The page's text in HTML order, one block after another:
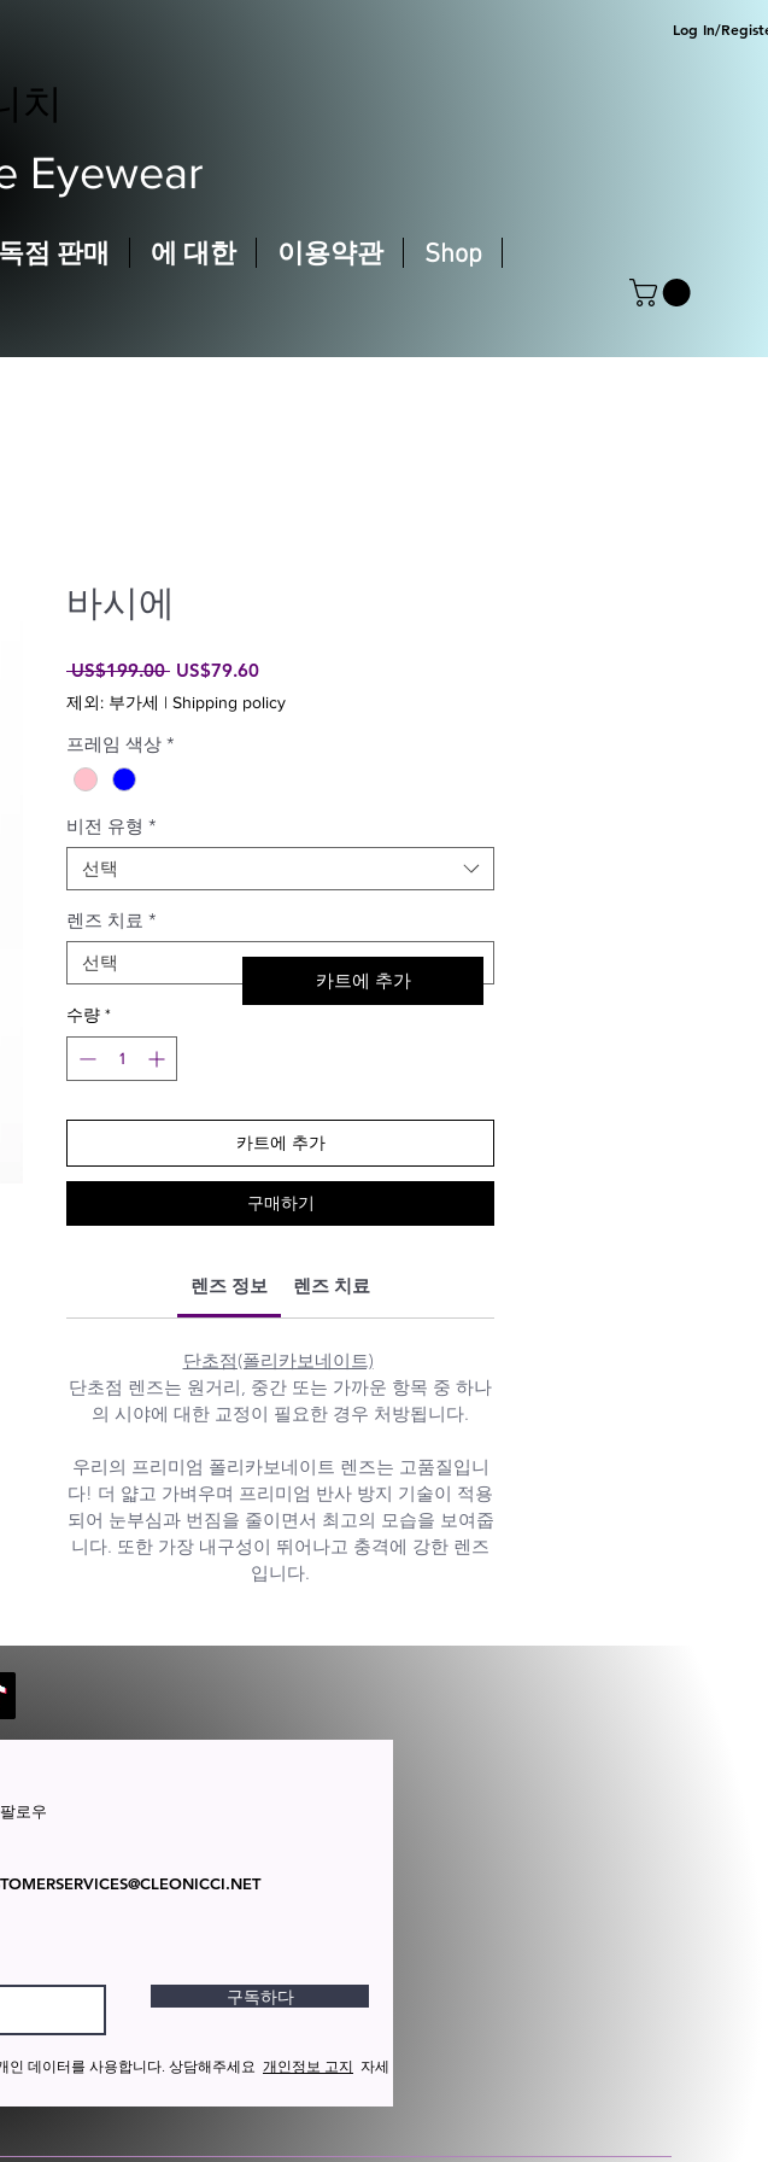
Log In/
치
Eyewear
독점 판매 에 대한 이용약관 Shop
바시에
US$199.00 일
반
가
US$79.60할
인
가
제외: 부가세 | Shipping policy
프레임 색상 *
비전 유형 *
선택
렌즈 치료 *
선택
수량 *
카트에 추가
구매하기
렌즈 정보 렌즈 치료
단초점(폴리카보네이트)
단초점 렌즈는 원거리, 중간 또는 가까운 항목 중 하나
의 시야에 대한 교정이 필요한 경우 처방됩니다.
우리의 프리미엄 폴리카보네이트 렌즈는 고품질입니
다! 더 얇고 가벼우며 프리미엄 반사 방지 기술이 적용
되어 눈부심과 번짐을 줄이면서 최고의 모습을 보여줍
니다. 또한 가장 내구성이 뛰어나고 충격에 강한 렌즈
입니다.
카트에 추가
로우
구독하다
데이터를 사용합니다. 상담해주세요 개인정보 고지 자세